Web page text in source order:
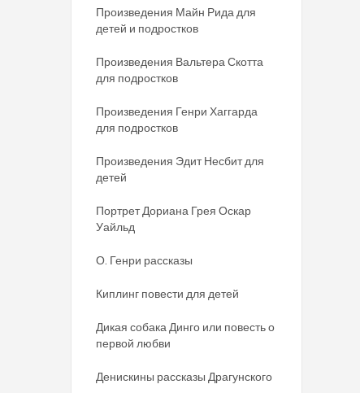
Произведения Майн Рида для
детей и подростков
Произведения Вальтера Скотта
для подростков
Произведения Генри Хаггарда
для подростков
Произведения Эдит Несбит для
детей
Портрет Дориана Грея Оскар
Уайльд
О. Генри рассказы
Киплинг повести для детей
Дикая собака Динго или повесть о
первой любви
Денискины рассказы Драгунского